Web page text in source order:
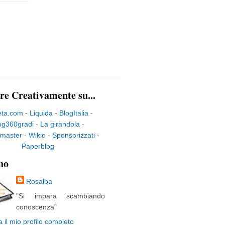
Creativamente su...
- Liquida - BlogItalia -
- La girandola -
- Wikio- Sponsorizzati-
Paperblog
Rosalba
"Si impara scambiando
conoscenza"
il mio profilo completo